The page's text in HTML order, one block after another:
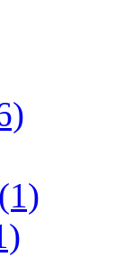
(1)